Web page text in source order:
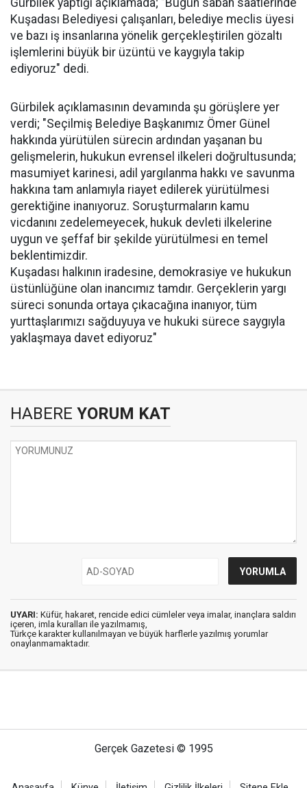
Gürbilek yaptığı açıklamada; "Bugün sabah saatlerinde
Kuşadası Belediyesi çalışanları, belediye meclis üyesi
ve bazı iş insanlarına yönelik gerçekleştirilen gözaltı
işlemlerini büyük bir üzüntü ve kaygıyla takip
ediyoruz" dedi.
Gürbilek açıklamasının devamında şu görüşlere yer
verdi; "Seçilmiş Belediye Başkanımız Ömer Günel
hakkında yürütülen sürecin ardından yaşanan bu
gelişmelerin, hukukun evrensel ilkeleri doğrultusunda;
masumiyet karinesi, adil yargılanma hakkı ve savunma
hakkına tam anlamıyla riayet edilerek yürütülmesi
gerektiğine inanıyoruz. Soruşturmaların kamu
vicdanını zedelemeyecek, hukuk devleti ilkelerine
uygun ve şeffaf bir şekilde yürütülmesi en temel
beklentimizdir.
Kuşadası halkının iradesine, demokrasiye ve hukukun
üstünlüğüne olan inancımız tamdır. Gerçeklerin yargı
süreci sonunda ortaya çıkacağına inanıyor, tüm
yurttaşlarımızı sağduyuya ve hukuki sürece saygıyla
yaklaşmaya davet ediyoruz"
HABERE YORUM KAT
UYARI: Küfür, hakaret, rencide edici cümleler veya imalar, inançlara saldırı
içeren, imla kuralları ile yazılmamış,
Türkçe karakter kullanılmayan ve büyük harflerle yazılmış yorumlar
onaylanmamaktadır.
Gerçek Gazetesi © 1995